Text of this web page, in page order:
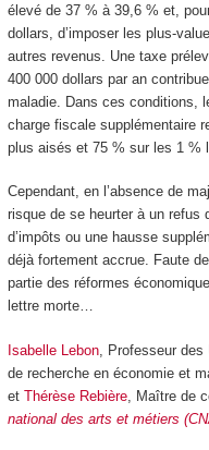
élevé de 37 % à 39,6 % et,
dollars, d’imposer les plus-
autres revenus. Une taxe
400 000 dollars par an
maladie. Dans ces conditions,
charge fiscale supplémentaire
plus aisés et 75 % sur les 1 %
Cependant, en l’absence de
risque de se heurter à un refus
d’impôts ou une hausse
déjà fortement accrue. Faute
partie des réformes
lettre morte…
Isabelle Lebon, Professeur des
de recherche en économie et
et Thérèse Rebière, Maître de
national des arts et métiers